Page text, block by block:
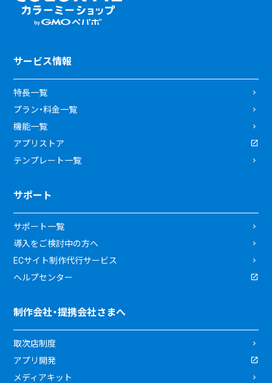
サービス情報
特長一覧
プラン・料金一覧
機能一覧
アプリストア
テンプレート一覧
サポート
サポート一覧
導入をご検討中の方へ
ECサイト制作代行サービス
ヘルプセンター
制作会社・提携会社さまへ
取次店制度
アプリ開発
メディアキット